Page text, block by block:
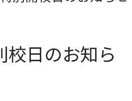
校日のお知ら